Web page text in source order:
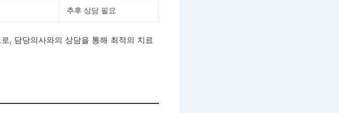
추후 상담 필요
, 담당의사와의 상담을 통해 최적의 치료